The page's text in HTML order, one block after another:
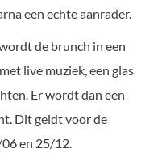
een echte aanrader.
de brunch in een
live muziek, een glas
Er wordt dan een
Dit geldt voor de
en 25/12.